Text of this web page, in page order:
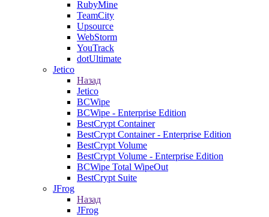
RubyMine
TeamCity
Upsource
WebStorm
YouTrack
dotUltimate
Jetico
Назад
Jetico
BCWipe
BCWipe - Enterprise Edition
BestCrypt Container
BestCrypt Container - Enterprise Edition
BestCrypt Volume
BestCrypt Volume - Enterprise Edition
BCWipe Total WipeOut
BestCrypt Suite
JFrog
Назад
JFrog